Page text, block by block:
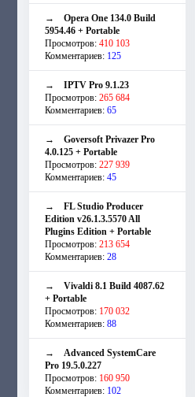
→ Opera One 134.0 Build
5954.46 + Portable
Просмотров: 410 103
Комментариев: 125
→ IPTV Pro 9.1.23
Просмотров: 265 684
Комментариев: 65
→ Goversoft Privazer Pro
4.0.125 + Portable
Просмотров: 227 939
Комментариев: 45
→ FL Studio Producer
Edition v26.1.3.5570 All
Plugins Edition + Portable
Просмотров: 213 654
Комментариев: 28
→ Vivaldi 8.1 Build 4087.62
+ Portable
Просмотров: 170 032
Комментариев: 88
→ Advanced SystemCare
Pro 19.5.0.227
Просмотров: 160 950
Комментариев: 102